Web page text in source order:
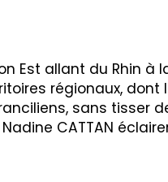
Est allant du Rhin
régionaux,
sans tisser
CATTAN